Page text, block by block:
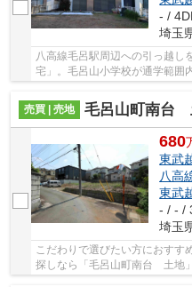
- /
埼玉
八高線毛呂駅周辺への引っ越し
宅」。毛呂山小学校が通学範囲
売買 | 売地
毛呂山町南台
680
東武
八高
東武
- / - /
埼玉
こだわりで選びたい方におすす
探しなら「毛呂山町南台 土地
こちらです。接道幅が10m以上